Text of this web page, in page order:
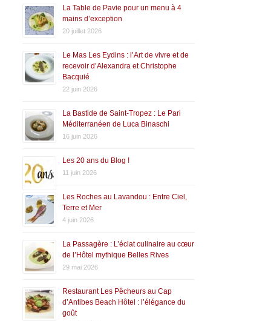
La Table de Pavie pour un menu à 4
mains d’exception
20 juillet 2026
Le Mas Les Eydins : l’Art de vivre et de
recevoir d’Alexandra et Christophe
Bacquié
22 juin 2026
La Bastide de Saint-Tropez : Le Pari
Méditerranéen de Luca Binaschi
16 juin 2026
Les 20 ans du Blog !
11 juin 2026
Les Roches au Lavandou : Entre Ciel,
Terre et Mer
4 juin 2026
La Passagère : L’éclat culinaire au cœur
de l’Hôtel mythique Belles Rives
29 mai 2026
Restaurant Les Pêcheurs au Cap
d’Antibes Beach Hôtel : l’élégance du
goût